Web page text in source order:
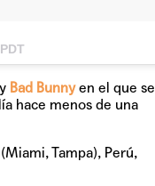
Bad Bunnyen el que se
hace menos de una
Tampa), Perú,